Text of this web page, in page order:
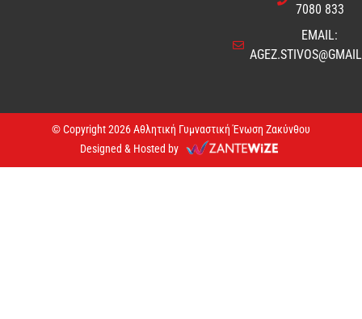
7080 833
EMAIL:
© Copyright 2026 Αθλητική Γυμναστική Ένωση Ζακύνθου
Designed & Hosted by